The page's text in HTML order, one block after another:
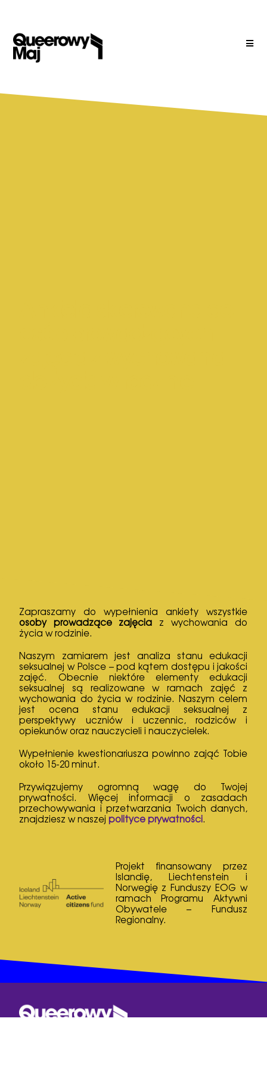
Zapraszamy do wypełnienia ankiety wszystkie
osoby prowadzące zajęcia z wychowania do
życia w rodzinie.
Naszym zamiarem jest analiza stanu edukacji
seksualnej w Polsce – pod kątem dostępu i jakości
zajęć. Obecnie niektóre elementy edukacji
seksualnej są realizowane w ramach zajęć z
wychowania do życia w rodzinie. Naszym celem
jest ocena stanu edukacji seksualnej z
perspektywy uczniów i uczennic, rodziców i
opiekunów oraz nauczycieli i nauczycielek.
Wypełnienie kwestionariusza powinno zająć Tobie
około 15-20 minut.
Przywiązujemy ogromną wagę do Twojej
prywatności. Więcej informacji o zasadach
przechowywania i przetwarzania Twoich danych,
znajdziesz w naszej polityce prywatności.
Projekt finansowany przez
Islandię, Liechtenstein i
Norwegię z Funduszy EOG w
ramach Programu Aktywni
Obywatele – Fundusz
Regionalny.